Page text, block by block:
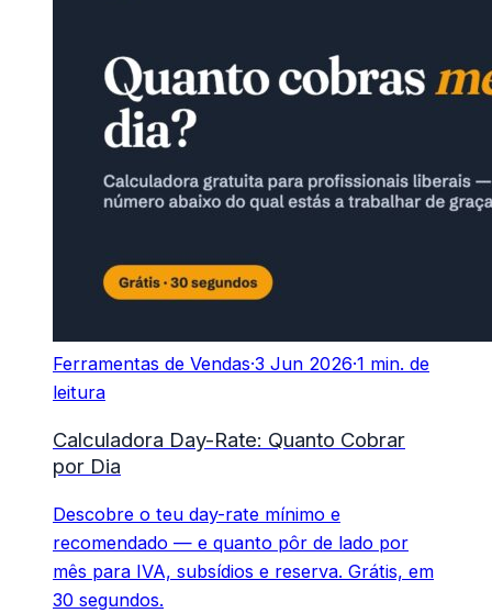
Ferramentas de Vendas·3 Jun 2026·1 min. de
leitura
Calculadora Day-Rate: Quanto Cobrar
por Dia
Descobre o teu day-rate mínimo e
recomendado — e quanto pôr de lado por
mês para IVA, subsídios e reserva. Grátis, em
30 segundos.